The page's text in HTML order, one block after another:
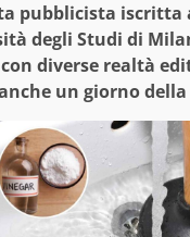
pubblicista
degli Studi di
diverse realtà
un giorno